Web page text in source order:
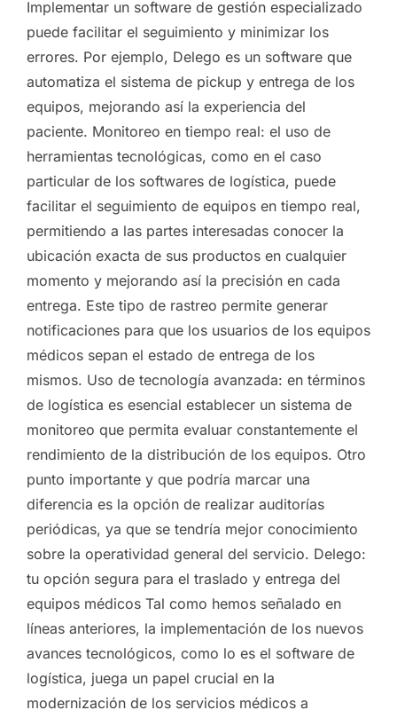
Implementar un software de gestión especializado
puede facilitar el seguimiento y minimizar los
errores. Por ejemplo, Delego es un software que
automatiza el sistema de pickup y entrega de los
equipos, mejorando así la experiencia del
paciente. Monitoreo en tiempo real: el uso de
herramientas tecnológicas, como en el caso
particular de los softwares de logística, puede
facilitar el seguimiento de equipos en tiempo real,
permitiendo a las partes interesadas conocer la
ubicación exacta de sus productos en cualquier
momento y mejorando así la precisión en cada
entrega. Este tipo de rastreo permite generar
notificaciones para que los usuarios de los equipos
médicos sepan el estado de entrega de los
mismos. Uso de tecnología avanzada: en términos
de logística es esencial establecer un sistema de
monitoreo que permita evaluar constantemente el
rendimiento de la distribución de los equipos. Otro
punto importante y que podría marcar una
diferencia es la opción de realizar auditorías
periódicas, ya que se tendría mejor conocimiento
sobre la operatividad general del servicio. Delego:
tu opción segura para el traslado y entrega del
equipos médicos Tal como hemos señalado en
líneas anteriores, la implementación de los nuevos
avances tecnológicos, como lo es el software de
logística, juega un papel crucial en la
modernización de los servicios médicos a